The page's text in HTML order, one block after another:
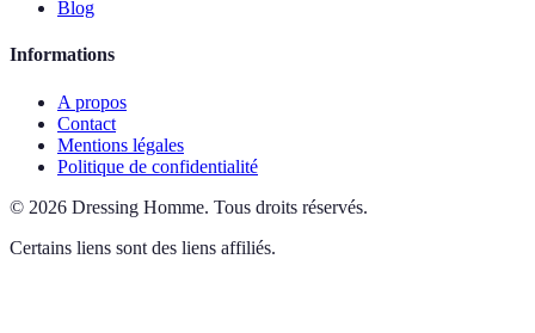
Blog
Informations
A propos
Contact
Mentions légales
Politique de confidentialité
© 2026 Dressing Homme. Tous droits réservés.
Certains liens sont des liens affiliés.